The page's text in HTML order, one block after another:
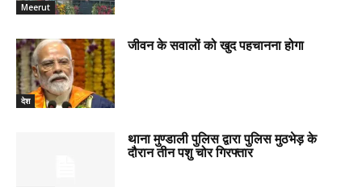
Meerut
देश
जीवन के सवालों को खुद पहचानना होगा
थाना मुण्डाली पुलिस द्वारा पुलिस मुठभेड़ के
दौरान तीन पशु चोर गिरफ्तार